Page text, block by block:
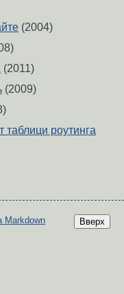
(2004)
(2011)
(2009)
таблици роутинга
Вверх
Markdown